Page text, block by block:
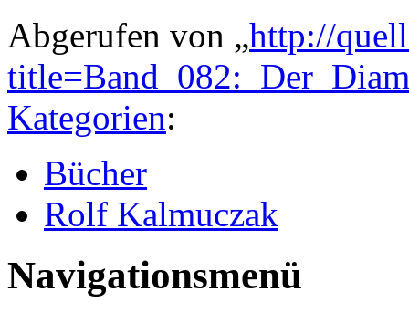
Abgerufen von „http://
Kategorien:
Bücher
Rolf Kalmuczak
Navigationsmenü